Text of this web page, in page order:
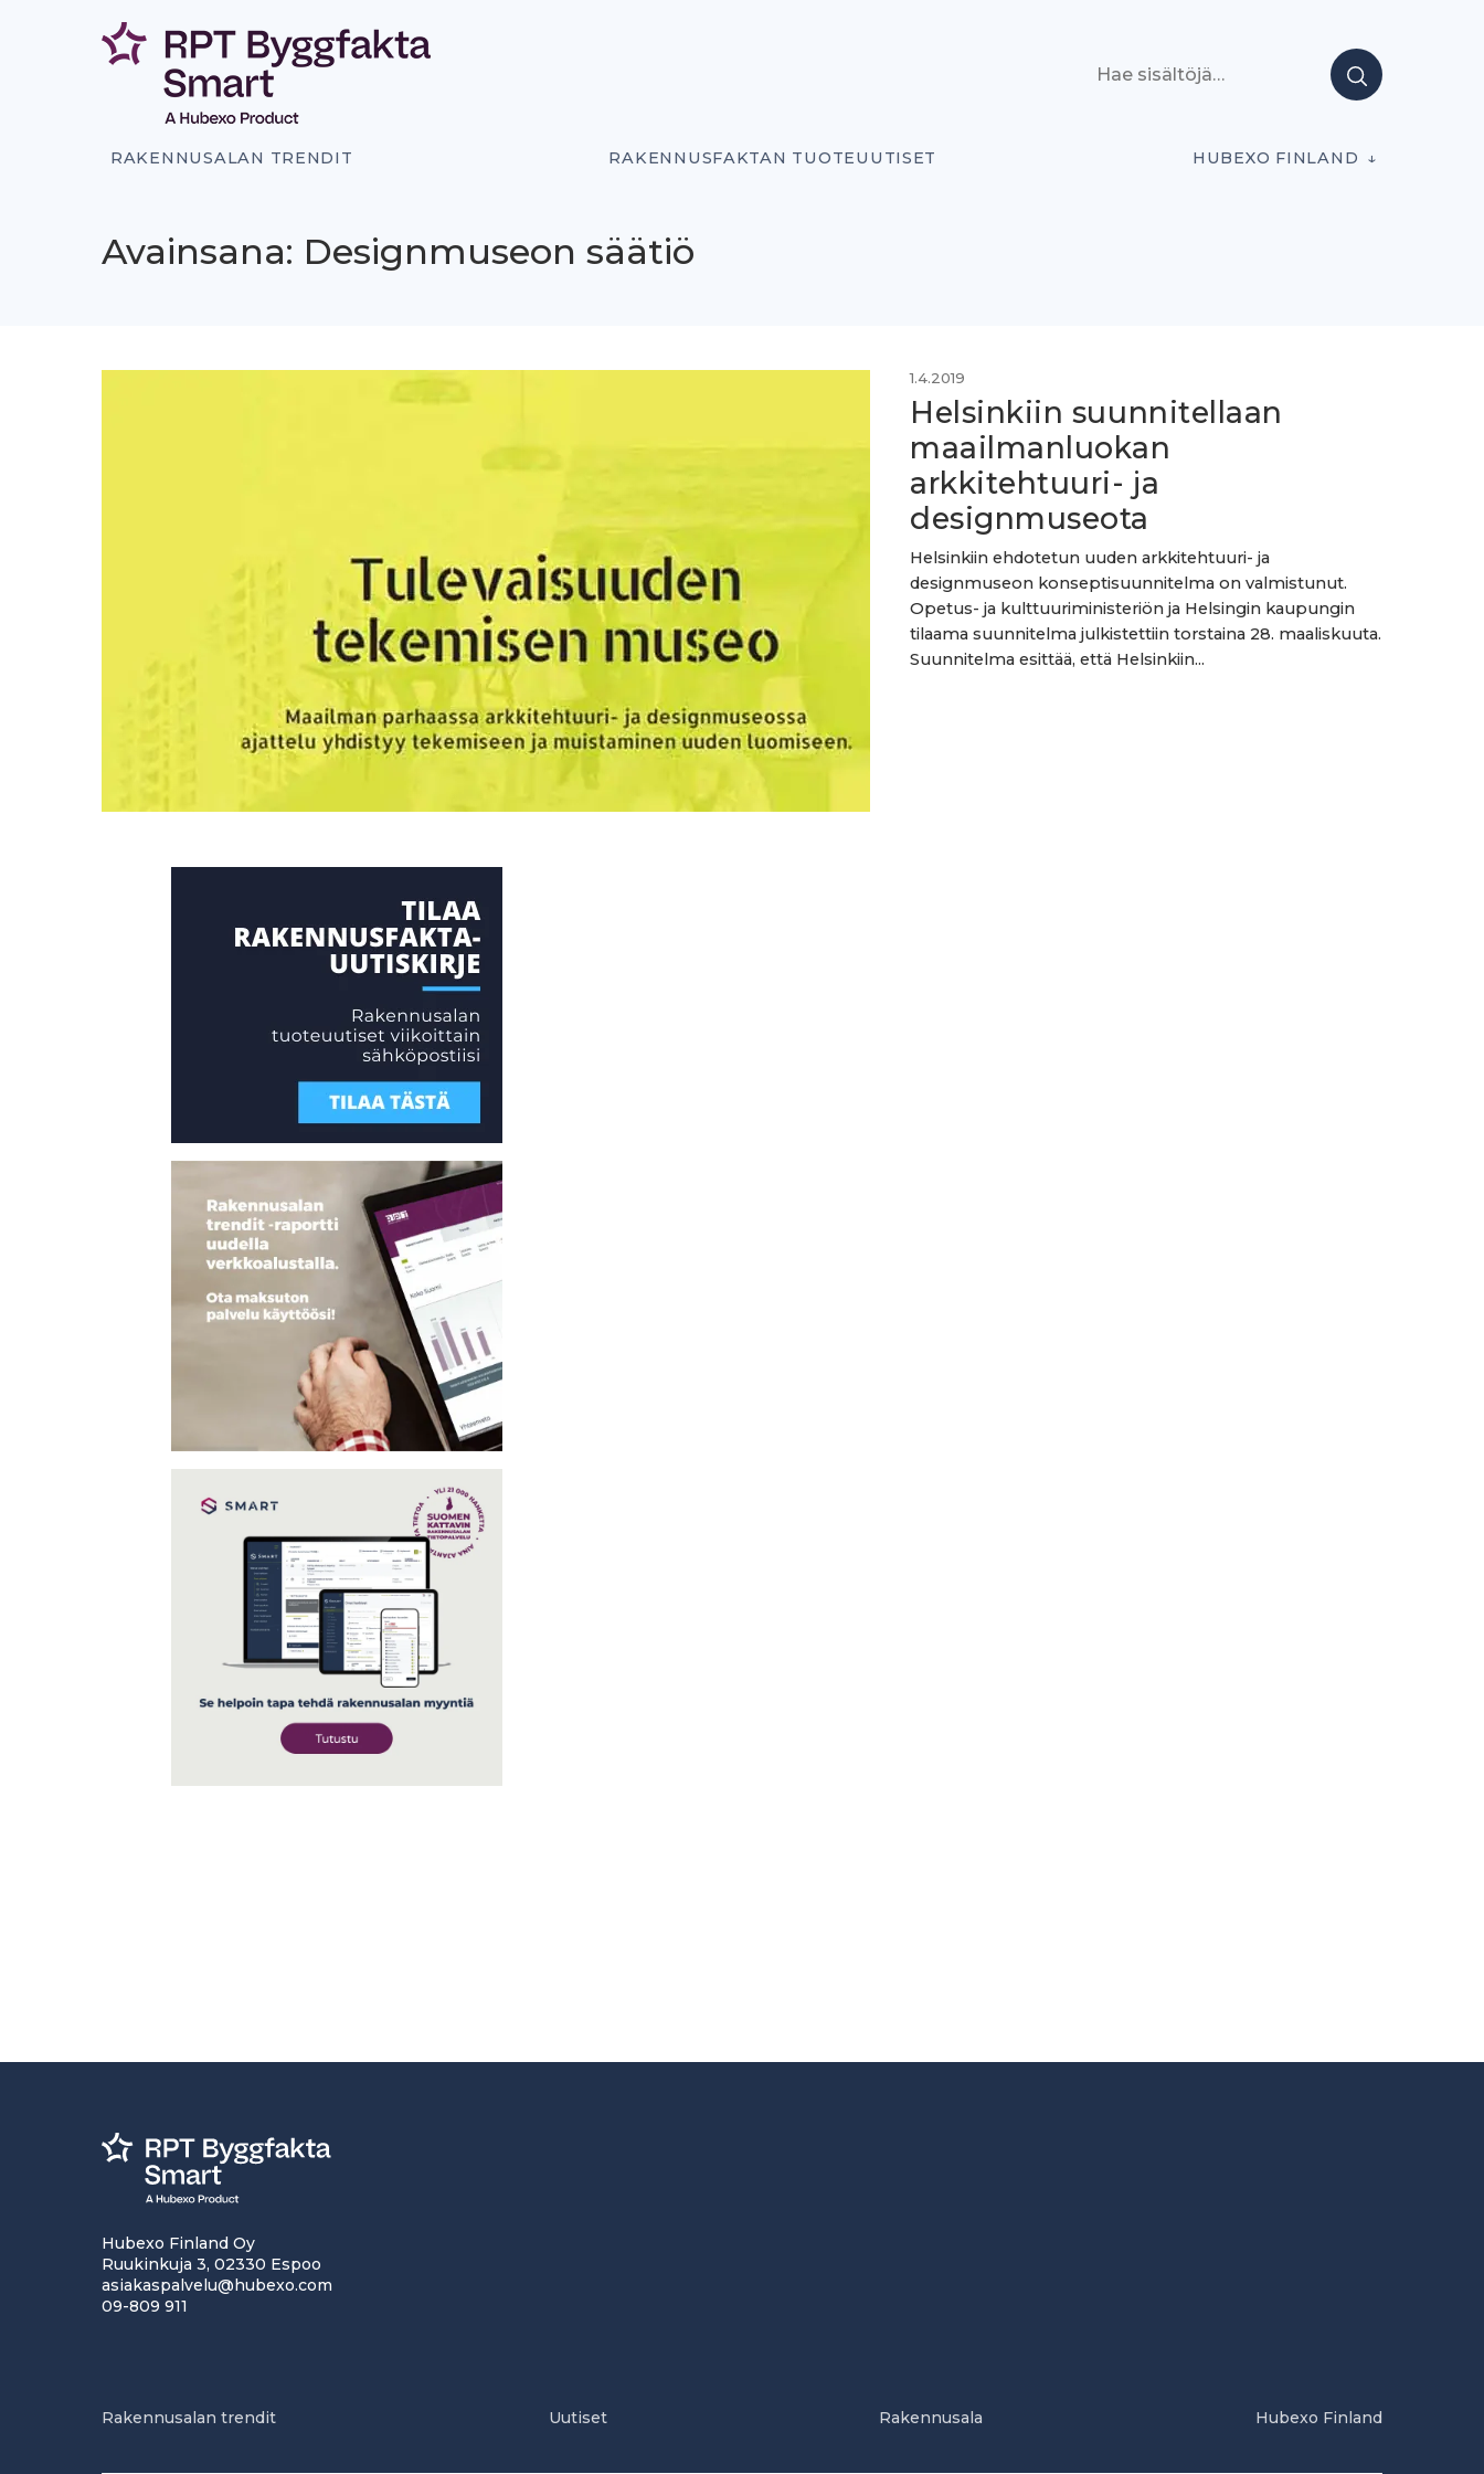
RAKENNUSALAN TRENDIT RAKENNUSFAKTAN TUOTEUUTISET HUBEXO FINLAND
Avainsana: Designmuseon säätiö
1.4.2019
Helsinkiin suunnitellaan
maailmanluokan
arkkitehtuuri- ja
designmuseota
Helsinkiin ehdotetun uuden arkkitehtuuri- ja
designmuseon konseptisuunnitelma on valmistunut.
Opetus- ja kulttuuriministeriön ja Helsingin kaupungin
tilaama suunnitelma julkistettiin torstaina 28. maaliskuuta.
Suunnitelma esittää, että Helsinkiin...
Hubexo Finland Oy
Ruukinkuja 3, 02330 Espoo
asiakaspalvelu@hubexo.com
09-809 911
Rakennusalan trendit Uutiset Rakennusala Hubexo Finland